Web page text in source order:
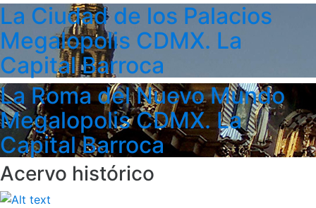
La Ciudad de los Palacios
Megalopolis CDMX. La
Capital Barroca
La Roma del Nuevo Mundo
Megalopolis CDMX. La
Capital Barroca
Acervo histórico